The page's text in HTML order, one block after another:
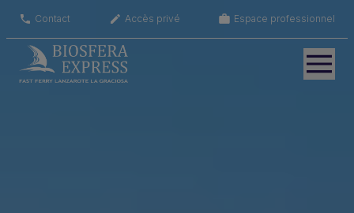
Contact Accès privé Espace professionnel